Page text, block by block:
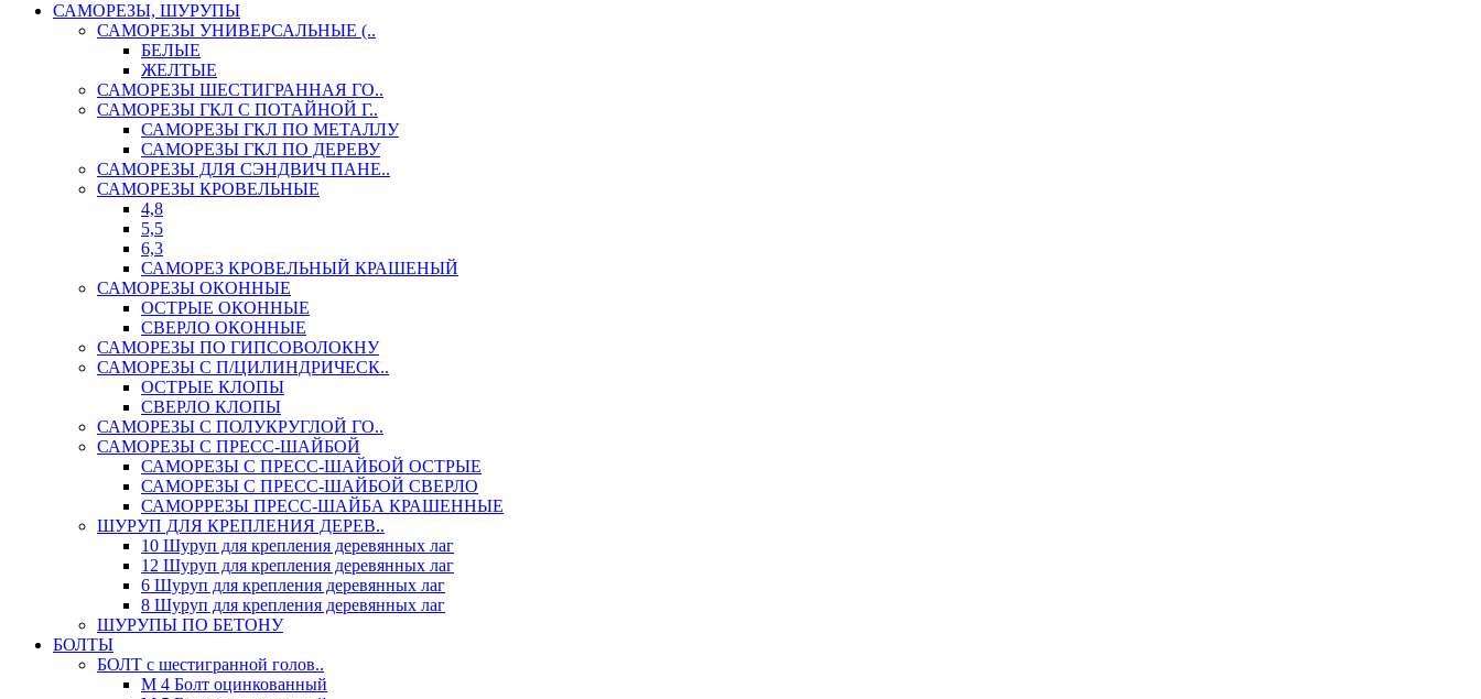
САМОРЕЗЫ, ШУРУПЫ
САМОРЕЗЫ УНИВЕРСАЛЬНЫЕ (..
БЕЛЫЕ
ЖЕЛТЫЕ
САМОРЕЗЫ ШЕСТИГРАННАЯ ГО..
САМОРЕЗЫ ГКЛ С ПОТАЙНОЙ Г..
САМОРЕЗЫ ГКЛ ПО МЕТАЛЛУ
САМОРЕЗЫ ГКЛ ПО ДЕРЕВУ
САМОРЕЗЫ ДЛЯ СЭНДВИЧ ПАНЕ..
САМОРЕЗЫ КРОВЕЛЬНЫЕ
4,8
5,5
6,3
САМОРЕЗ КРОВЕЛЬНЫЙ КРАШЕНЫЙ
САМОРЕЗЫ ОКОННЫЕ
ОСТРЫЕ ОКОННЫЕ
СВЕРЛО ОКОННЫЕ
САМОРЕЗЫ ПО ГИПСОВОЛОКНУ
САМОРЕЗЫ С П/ЦИЛИНДРИЧЕСК..
ОСТРЫЕ КЛОПЫ
СВЕРЛО КЛОПЫ
САМОРЕЗЫ С ПОЛУКРУГЛОЙ ГО..
САМОРЕЗЫ С ПРЕСС-ШАЙБОЙ
САМОРЕЗЫ С ПРЕСС-ШАЙБОЙ ОСТРЫЕ
САМОРЕЗЫ С ПРЕСС-ШАЙБОЙ СВЕРЛО
САМОРРЕЗЫ ПРЕСС-ШАЙБА КРАШЕННЫЕ
ШУРУП ДЛЯ КРЕПЛЕНИЯ ДЕРЕВ..
10 Шуруп для крепления деревянных лаг
12 Шуруп для крепления деревянных лаг
6 Шуруп для крепления деревянных лаг
8 Шуруп для крепления деревянных лаг
ШУРУПЫ ПО БЕТОНУ
БОЛТЫ
БОЛТ с шестигранной голов..
М 4 Болт оцинкованный